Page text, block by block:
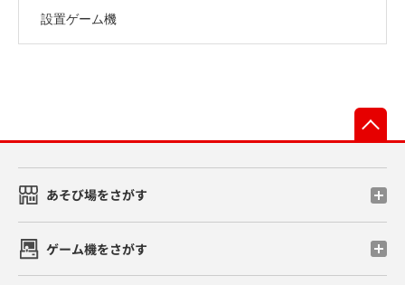
設置ゲーム機
あそび場をさがす
ゲーム機をさがす